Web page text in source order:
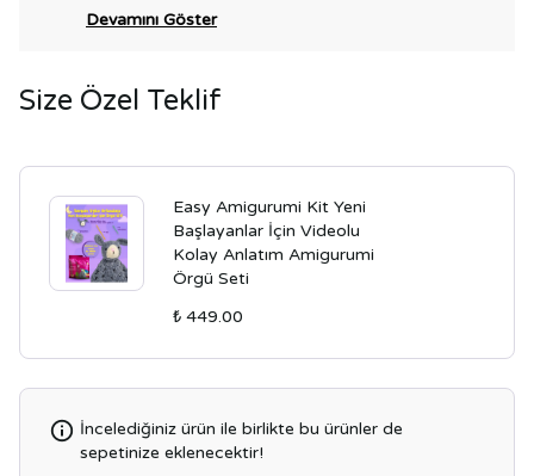
Devamını Göster
Size Özel Teklif
Easy Amigurumi Kit Yeni
Başlayanlar İçin Videolu
Kolay Anlatım Amigurumi
Örgü Seti
₺ 449.00
İncelediğiniz ürün ile birlikte bu ürünler de
sepetinize eklenecektir!